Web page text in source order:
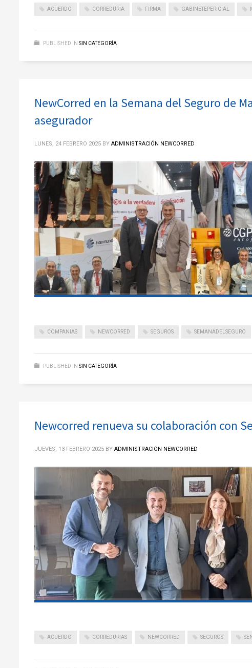
ACUERDO CORREDURIA FIRMA GABINETEPERICIAL
PUBLISHED IN SIN CATEGORÍA
NewCorred en la Semana del Seguro de
asegurador
LUNES, 24 FEBRERO 2025 BY ADMINISTRACIÓN NEWCORRED
COMPANIAS NEWCORRED SEGUROS SEMANADELSEGURO
PUBLISHED IN SIN CATEGORÍA
Newcorred renueva su colaboración con
JUEVES, 13 FEBRERO 2025 BY ADMINISTRACIÓN NEWCORRED
ACUERDO CORREDURIAS NEWCORRED SEGUROS